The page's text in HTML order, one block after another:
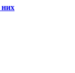
них